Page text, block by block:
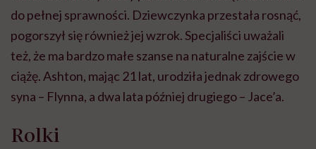
do pełnej sprawności. Dziewczynka przestała rosnąć,
pogorszył się również jej wzrok. Specjaliści uważali
też, że ma bardzo małe szanse na naturalne zajście w
ciążę. Ashton, mając 21 lat, urodziła jednak zdrowego
syna – Flynna, a dwa lata później drugiego – Jace’a.
Rolki